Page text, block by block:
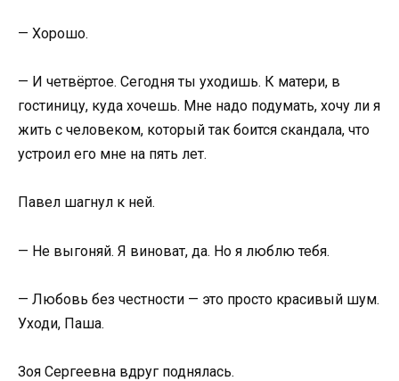
— Хорошо.
— И четвёртое. Сегодня ты уходишь. К матери, в
гостиницу, куда хочешь. Мне надо подумать, хочу ли я
жить с человеком, который так боится скандала, что
устроил его мне на пять лет.
Павел шагнул к ней.
— Не выгоняй. Я виноват, да. Но я люблю тебя.
— Любовь без честности — это просто красивый шум.
Уходи, Паша.
Зоя Сергеевна вдруг поднялась.